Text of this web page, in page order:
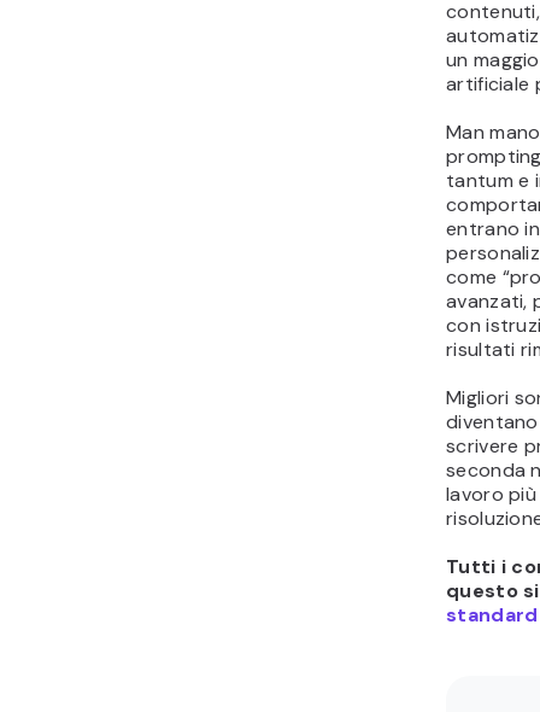
un
artificiale
Man
tantum e
entrano
come
avanzati,
con
risultati
Migliori
scrivere
seconda
lavoro
Tutti i
questo